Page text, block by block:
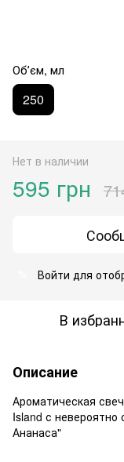
Обʼєм, мл
250
Нет в наличии
595 грн
Войти для
В
Описание
Ароматическая
Island с
Ананаса"